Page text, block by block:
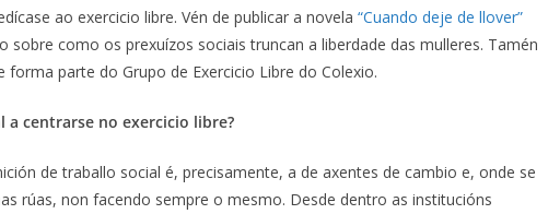
ao exercicio libre. Vén de publicar a novela “Cuando deje de llover”
sobre como os prexuízos sociais truncan a liberdade das mulleres. Tamén
forma parte do Grupo de Exercicio Libre do Colexio.
a centrarse no exercicio libre?
de traballo social é, precisamente, a de axentes de cambio e, onde se
rúas, non facendo sempre o mesmo. Desde dentro as institucións